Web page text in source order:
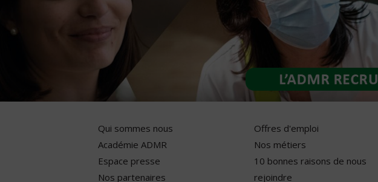
Qui sommes nous
Académie ADMR
Espace presse
Nos partenaires
Offres d'emploi
Nos métiers
10 bonnes raisons de nous
rejoindre